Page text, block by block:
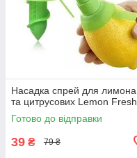
Насадка спрей для лимона
та цитрусових Lemon Fresh
Готово до відправки
39 ₴ 79 ₴